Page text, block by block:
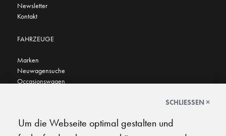
Newsletter
Kontakt
FAHRZEUGE
Marken
Neuwagensuche
Occasionswagen
SCHLIESSEN ×
Um die Webseite optimal gestalten und